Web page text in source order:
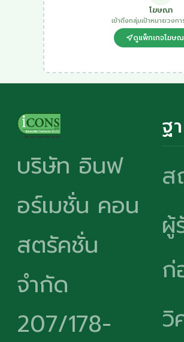
โฆษณา
เข้าถึงกลุ่มเป้าหมายวงก
ดูแพ็กเกจโฆษ
บริษัท อินฟ
อร์เมชั่น คอน
สตรัคชั่น
จำกัด
207/178-
ฐ
ส
ผู้
ก่
วิ